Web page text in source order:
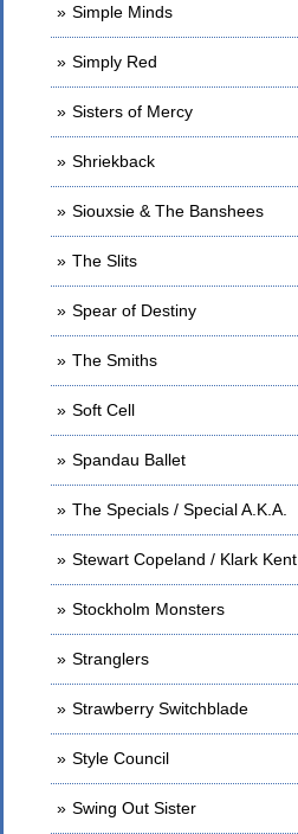
Simple Minds
Simply Red
Sisters of Mercy
Shriekback
Siouxsie & The Banshees
The Slits
Spear of Destiny
The Smiths
Soft Cell
Spandau Ballet
The Specials / Special A.K.A.
Stewart Copeland / Klark Kent
Stockholm Monsters
Stranglers
Strawberry Switchblade
Style Council
Swing Out Sister